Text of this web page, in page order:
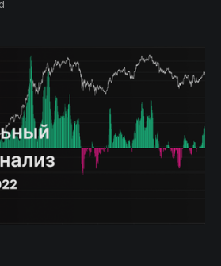
вернулось к
снижения и
дна.